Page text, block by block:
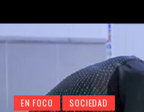
EN FOCO SOCIEDAD